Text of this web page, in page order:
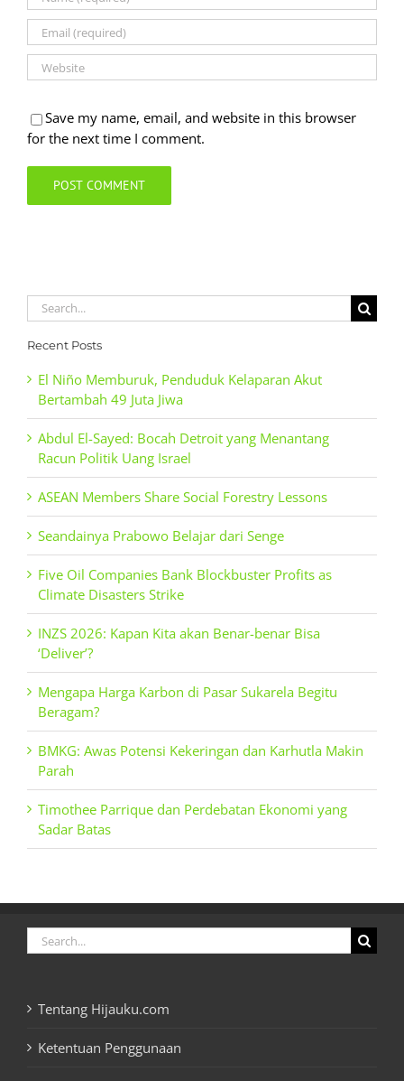
Save my name, email, and website in this browser
for the next time I comment.
Search
for:
Recent Posts
El Niño Memburuk, Penduduk Kelaparan Akut
Bertambah 49 Juta Jiwa
Abdul El-Sayed: Bocah Detroit yang Menantang
Racun Politik Uang Israel
ASEAN Members Share Social Forestry Lessons
Seandainya Prabowo Belajar dari Senge
Five Oil Companies Bank Blockbuster Profits as
Climate Disasters Strike
INZS 2026: Kapan Kita akan Benar-benar Bisa
‘Deliver’?
Mengapa Harga Karbon di Pasar Sukarela Begitu
Beragam?
BMKG: Awas Potensi Kekeringan dan Karhutla Makin
Parah
Timothee Parrique dan Perdebatan Ekonomi yang
Sadar Batas
Search
for:
Tentang Hijauku.com
Ketentuan Penggunaan